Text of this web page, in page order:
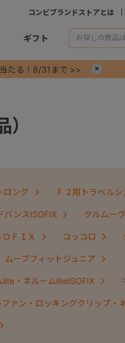
コンビブランドストアとは
ギフト
たる！8/31まで >>
ロング Ｆ２用トラベル
バンスISOFIX クルムー
ＦＩＸ コッコロ
ムーブフィットジュニア
lite・ネルームliteISOFIX
ァン・ロッキングクリップ・